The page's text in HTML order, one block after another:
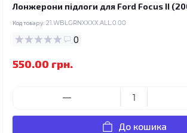
Лонжерони підлоги для Ford Focus II
Код товару: 21.WBLGRNXXXX.ALL.0.00
0
550.00 грн.
До кошика